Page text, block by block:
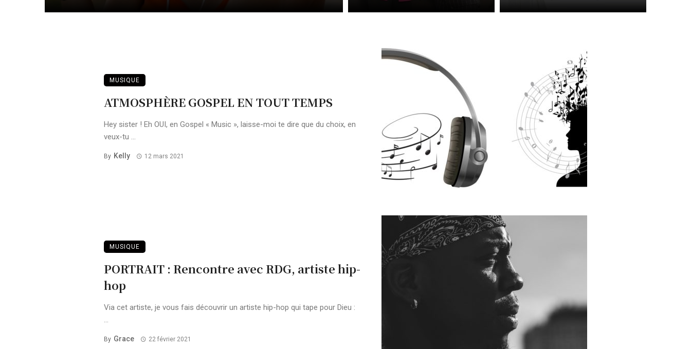
MUSIQUE
ATMOSPHÈRE GOSPEL EN TOUT TEMPS
Hey sister ! Eh OUI, en Gospel « Music », laisse-moi te dire que du choix, en
veux-tu ...
By Kelly 12 mars 2021
MUSIQUE
PORTRAIT : Rencontre avec RDG, artiste hip-
hop
Via cet artiste, je vous fais découvrir un artiste hip-hop qui tape pour Dieu :
...
By Grace 22 février 2021